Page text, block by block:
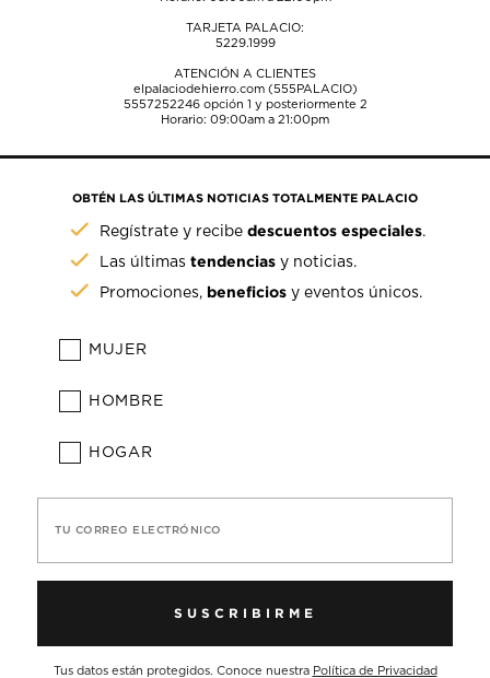
TARJETA PALACIO:
5229.1999
ATENCIÓN A CLIENTES
elpalaciodehierro.com (555PALACIO)
5557252246opción 1 y posteriormente 2
Horario: 09:00am a 21:00pm
OBTÉN LAS ÚLTIMAS NOTICIAS TOTALMENTE PALACIO
Regístrate y recibedescuentos especiales.
Las últimastendencias y noticias.
Promociones, beneficios y eventos únicos.
MUJER
HOMBRE
HOGAR
TU CORREO ELECTRÓNICO
SUSCRIBIRME
Tus datos están protegidos. Conoce nuestra Política de Privacidad